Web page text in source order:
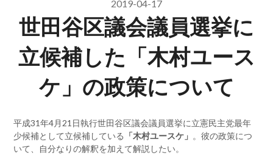
2019-04-17
世田谷区議会議員選挙に
立候補した「木村ユース
ケ」の政策について
平成31年4月21日執行世田谷区議会議員選挙に立憲民主党最年
少候補として立候補している 「木村ユースケ」 。彼の政策につ
いて、自分なりの解釈を加えて解説したい。